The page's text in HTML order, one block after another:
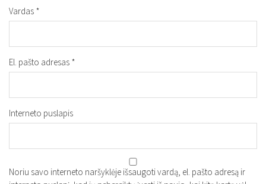
Vardas *
El. pašto adresas *
Interneto puslapis
Noriu savo interneto naršyklėje išsaugoti vardą, el. pašto adresą ir